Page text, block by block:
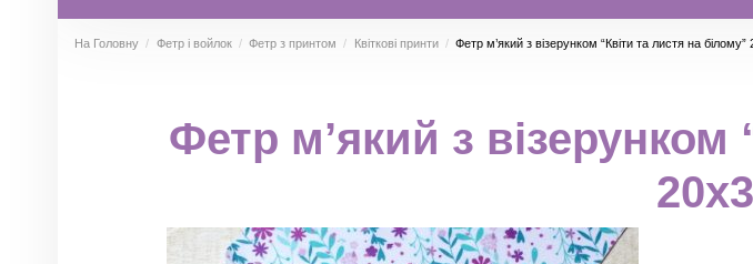
На Головну Фетр і войлок Фетр з принтом Квіткові принти Фетр м’який з візерунком “Квіти та листя на
Фетр м’який з візерунком